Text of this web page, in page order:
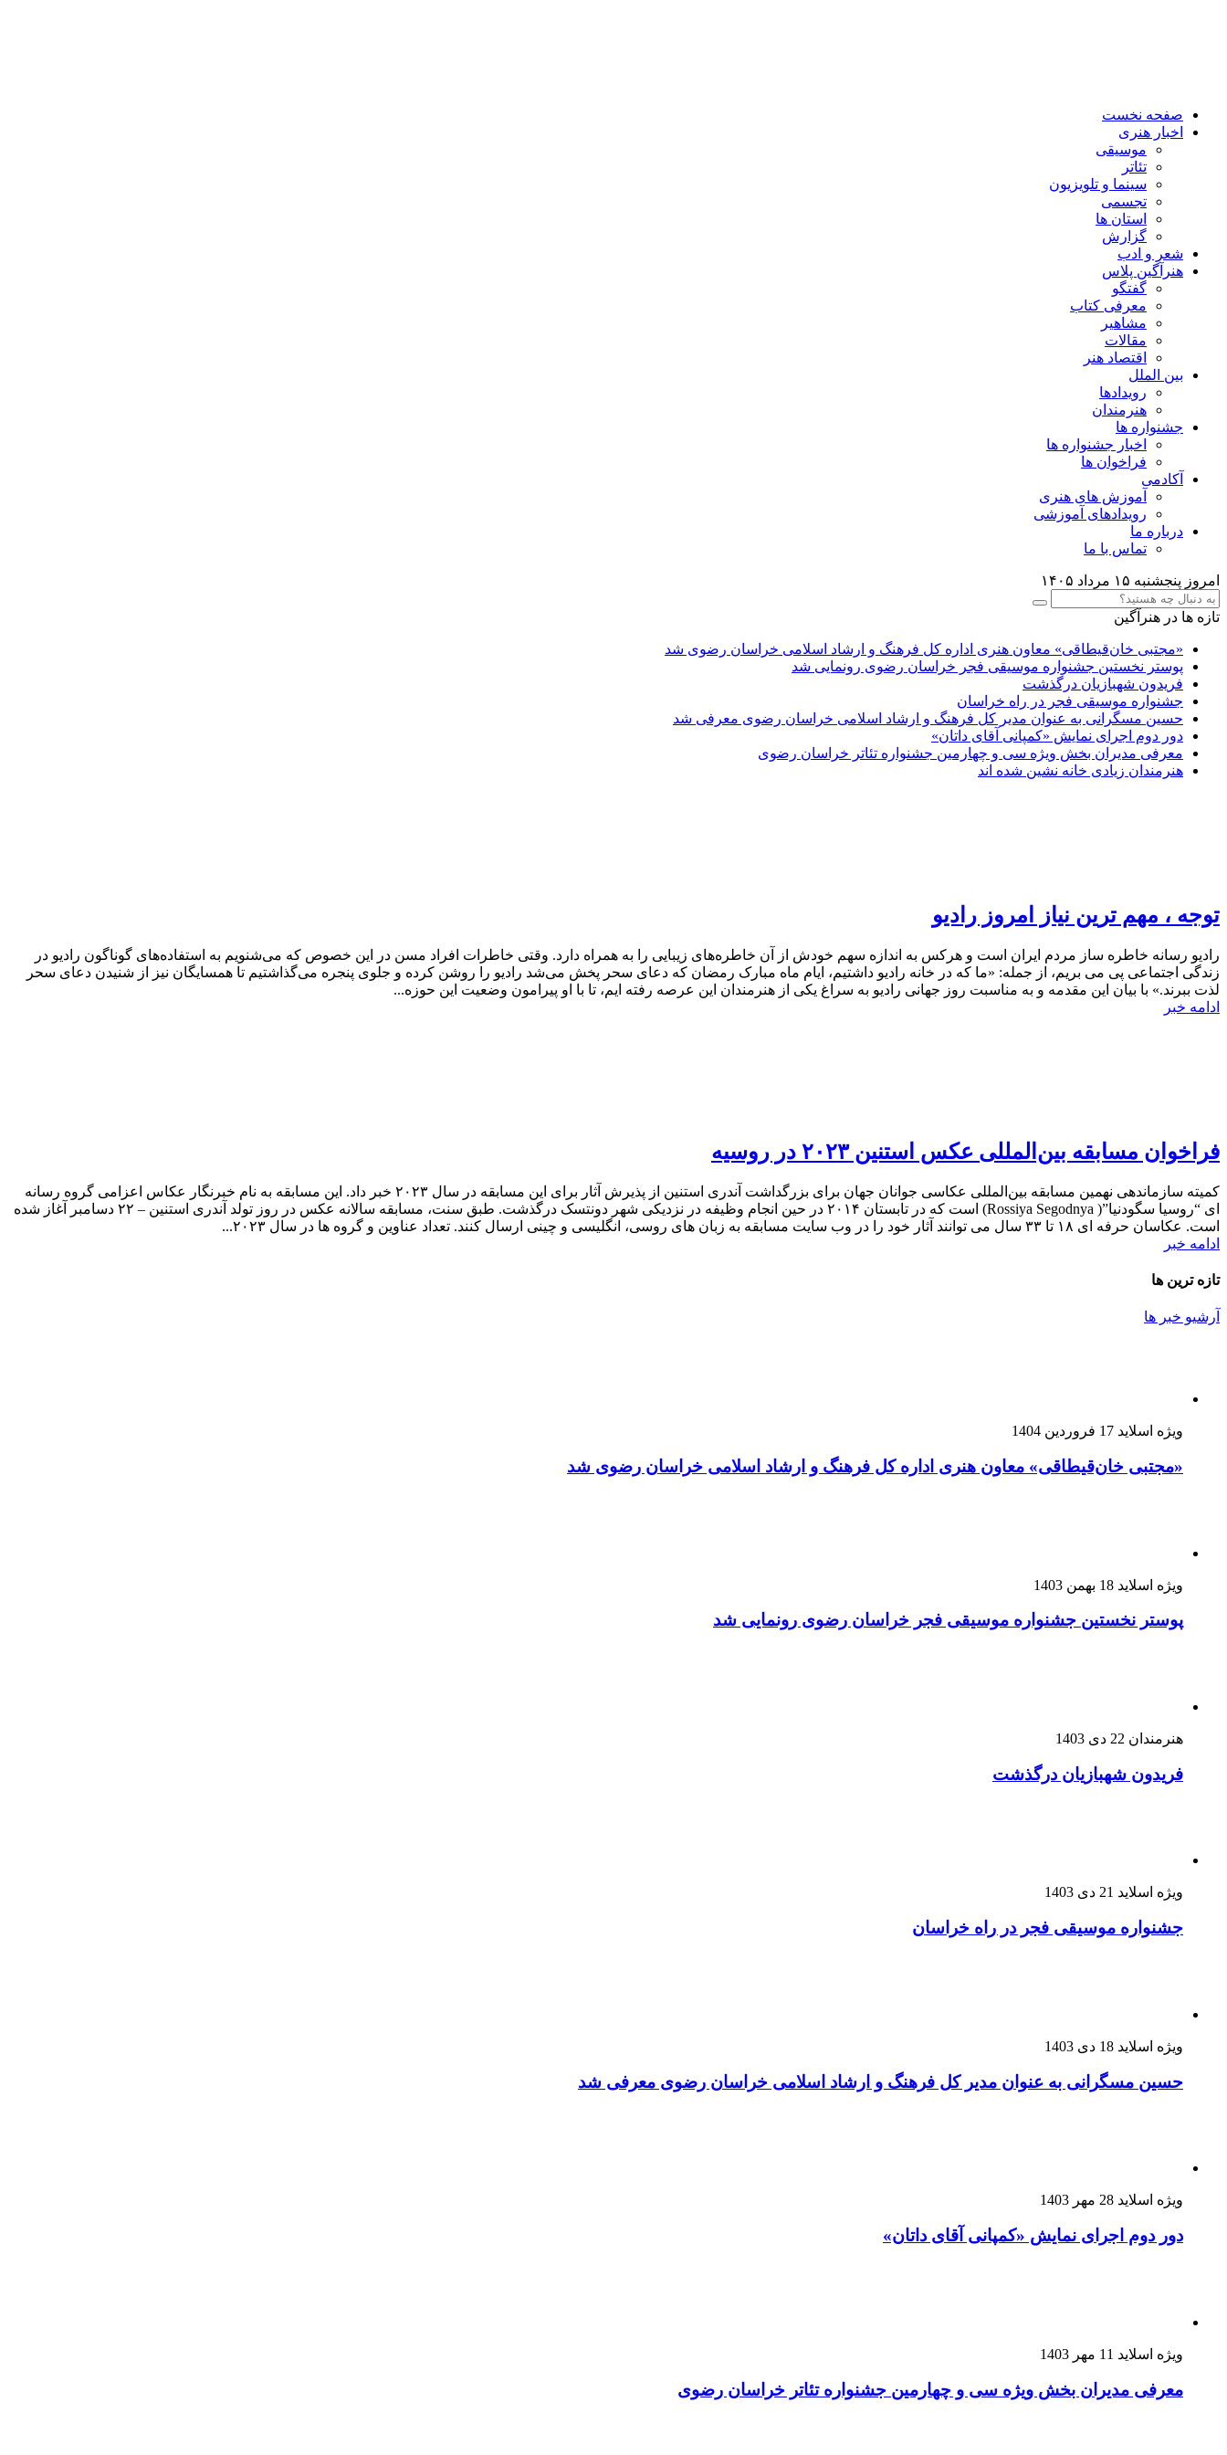
صفحه نخست
اخبار هنری
موسیقی
تئاتر
سینما و تلویزیون
تجسمی
استان ها
گزارش
شعر و ادب
هنرآگین پلاس
گفتگو
معرفی کتاب
مشاهیر
مقالات
اقتصاد هنر
بین الملل
رویدادها
هنرمندان
جشنواره ها
اخبار جشنواره ها
فراخوان ها
آکادمی
آموزش های هنری
رویدادهای آموزشی
درباره ما
تماس با ما
امروز پنجشنبه ۱۵ مرداد ۱۴۰۵
تازه ها در هنرآگین
«مجتبی خان‌قیطاقی» معاون هنری اداره کل فرهنگ و ارشاد اسلامی خراسان رضوی شد
پوستر نخستین جشنواره موسیقی فجر خراسان رضوی رونمایی شد
فریدون شهبازیان درگذشت
جشنواره موسیقی فجر در راه خراسان
حسین مسگرانی به عنوان مدیر کل فرهنگ و ارشاد اسلامی خراسان رضوی معرفی شد
دور دوم اجرای نمایش «کمپانی آقای داتان»
معرفی مدیران بخش ویژه سی و چهارمین جشنواره تئاتر خراسان رضوی
هنرمندان زیادی خانه نشین شده اند
توجه ، مهم ترین نیاز امروز رادیو
رادیو رسانه خاطره ساز مردم ایران است و هرکس به اندازه سهم خودش از آن خاطره‌های زیبایی را به همراه دارد. وقتی خاطرات افراد مسن در این خصوص که می‌شنویم به استفاده‌های گوناگون رادیو در
زندگی اجتماعی پی می بریم، از جمله: «ما که در خانه رادیو داشتیم، ایام ماه مبارک رمضان که دعای سحر پخش می‌شد رادیو را روشن کرده و جلوی پنجره می‌گذاشتیم تا همسایگان نیز از شنیدن دعای سحر
لذت ببرند.» با بیان این مقدمه و به مناسبت روز جهانی رادیو به سراغ یکی از هنرمندان این عرصه رفته ایم، تا با او پیرامون وضعیت این حوزه...
ادامه خبر
فراخوان مسابقه بین‌المللی عکس استنین ۲۰۲۳ در روسیه
کمیته سازماندهی نهمین مسابقه بین‌المللی عکاسی جوانان جهان برای بزرگداشت آندری استنین از پذیرش آثار برای این مسابقه در سال ۲۰۲۳ خبر داد. این مسابقه به نام خبرنگار عکاس اعزامی گروه رسانه
ای “روسیا سگودنیا”( Rossiya Segodnya) است که در تابستان ۲۰۱۴ در حین انجام وظیفه در نزدیکی شهر دونتسک درگذشت. طبق سنت، مسابقه سالانه عکس در روز تولد آندری استنین – ۲۲ دسامبر آغاز شده
است. عکاسان حرفه ای ۱۸ تا ۳۳ سال می توانند آثار خود را در وب سایت مسابقه به زبان های روسی، انگلیسی و چینی ارسال کنند. تعداد عناوین و گروه ها در سال ۲۰۲۳...
ادامه خبر
تازه ترین ها
آرشیو خبر ها
ویژه اسلاید 17 فروردین 1404
«مجتبی خان‌قیطاقی» معاون هنری اداره کل فرهنگ و ارشاد اسلامی خراسان رضوی شد
ویژه اسلاید 18 بهمن 1403
پوستر نخستین جشنواره موسیقی فجر خراسان رضوی رونمایی شد
هنرمندان 22 دی 1403
فریدون شهبازیان درگذشت
ویژه اسلاید 21 دی 1403
جشنواره موسیقی فجر در راه خراسان
ویژه اسلاید 18 دی 1403
حسین مسگرانی به عنوان مدیر کل فرهنگ و ارشاد اسلامی خراسان رضوی معرفی شد
ویژه اسلاید 28 مهر 1403
دور دوم اجرای نمایش «کمپانی آقای داتان»
ویژه اسلاید 11 مهر 1403
معرفی مدیران بخش ویژه سی و چهارمین جشنواره تئاتر خراسان رضوی